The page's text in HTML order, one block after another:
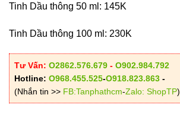
Tinh Dầu thông 50 ml: 145K
Tinh Dầu thông 100 ml: 230K
Tư Vấn: O2862.576.679 - O902.984.792
Hotline: O968.455.525-O918.823.863 -
(Nhắn tin >> FB:Tanphathcm-Zalo: ShopTP)